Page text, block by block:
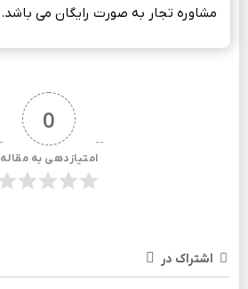
مشاوره تجار به صورت رایگان می باشد.
0
امتیازدهی به مقاله
اشتراک در